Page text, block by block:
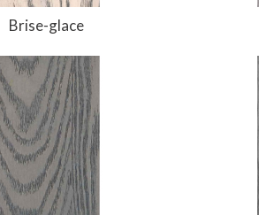
Brise-glace